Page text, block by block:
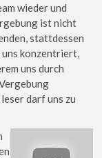
wieder und
ist nicht
stattdessen
uns konzentriert,
uns durch
darf uns zu